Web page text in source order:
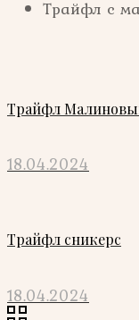
Трайфл с
Трайфл
18.04.2024
Трайфл сникерс
18.04.2024